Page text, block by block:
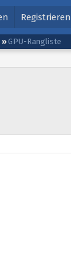
Registrieren
GPU-Rangliste